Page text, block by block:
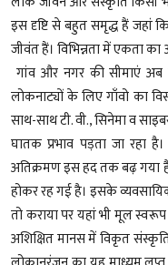
इस दृष्टि से बहुत समृद्ध हैं जहां
जीवंत हैं। विभिन्नता में एकता
गांव और नगर की सीमाएं
लोकनाट्यों के लिए गाँवो का
साथ-साथ टी. वी., सिनेमा व
घातक प्रभाव पड़ता जा रहा
अतिक्रमण इस हद तक बढ़ गया है
होकर रह गई है। इसके
तो कराया पर यहां भी मूल
अशिक्षित मानस में विकृत